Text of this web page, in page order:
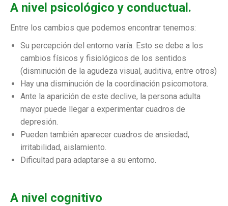
A nivel psicológico y conductual.
Entre los cambios que podemos encontrar tenemos:
Su percepción del entorno varía. Esto se debe a los
cambios físicos y fisiológicos de los sentidos
(disminución de la agudeza visual, auditiva, entre otros)
Hay una disminución de la coordinación psicomotora.
Ante la aparición de este declive, la persona adulta
mayor puede llegar a experimentar cuadros de
depresión.
Pueden también aparecer cuadros de ansiedad,
irritabilidad, aislamiento.
Dificultad para adaptarse a su entorno.
A nivel cognitivo